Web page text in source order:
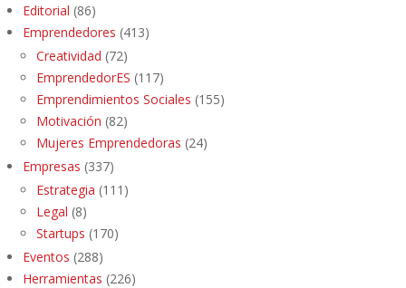
Editorial (86)
Emprendedores (413)
Creatividad (72)
EmprendedorES (117)
Emprendimientos Sociales (155)
Motivación (82)
Mujeres Emprendedoras (24)
Empresas (337)
Estrategia (111)
Legal (8)
Startups (170)
Eventos (288)
Herramientas (226)